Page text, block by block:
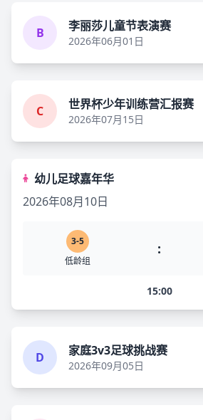
B 李丽莎儿童节表演赛
2026年06月01日
C 世界杯少年训练营汇报赛
2026年07月15日
幼儿足球嘉年华
2026年08月10日
3-5
低龄组
:
15:00
D 家庭3v3足球挑战赛
2026年09月05日